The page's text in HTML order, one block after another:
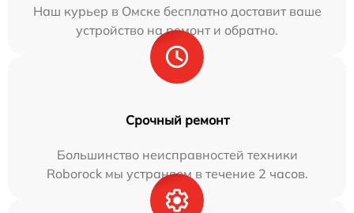
Наш курьер в Омске бесплатно доставит ваше
устройство на ремонт и обратно.
Срочный ремонт
Большинство неисправностей техники
Roborock мы устраняем в течение 2 часов.